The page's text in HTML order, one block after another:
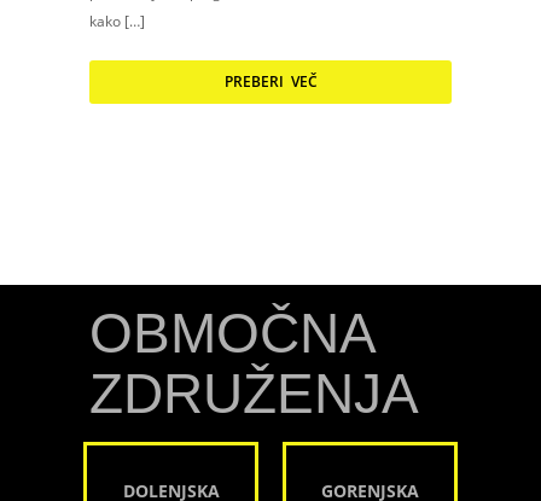
kako […]
PREBERI VEČ
OBMOČNA
ZDRUŽENJA
DOLENJSKA
GORENJSKA